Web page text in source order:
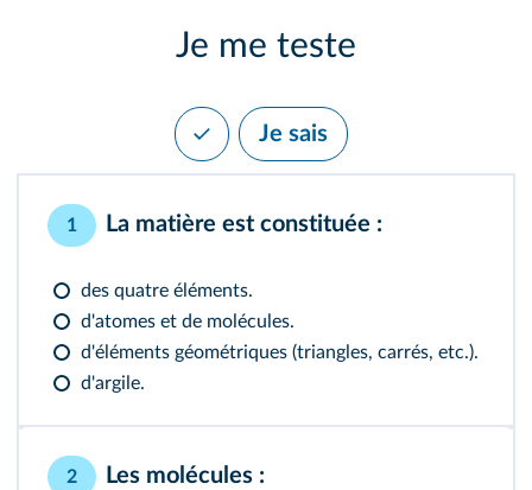
Je me teste
Je sais
1 La matière est constituée :
des quatre éléments.
d'atomes et de molécules.
d'éléments géométriques (triangles, carrés, etc.).
d'argile.
2 Les molécules :